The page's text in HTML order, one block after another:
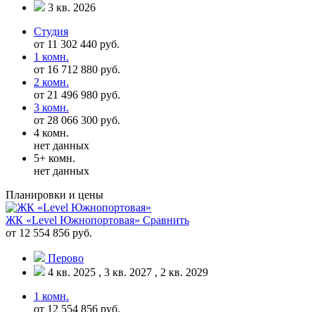
3 кв. 2026
Студия
от 11 302 440 руб.
1 комн.
от 16 712 880 руб.
2 комн.
от 21 496 980 руб.
3 комн.
от 28 066 300 руб.
4 комн.
нет данных
5+ комн.
нет данных
Планировки и цены
ЖК «Level Южнопортовая» Сравнить
от 12 554 856 руб.
Перово
4 кв. 2025 , 3 кв. 2027 , 2 кв. 2029
1 комн.
от 12 554 856 руб.